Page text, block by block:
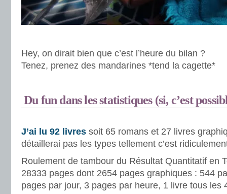
Hey, on dirait bien que c’est l’heure du bilan ?
Tenez, prenez des mandarines *tend la cagette*
Du fun dans les statistiques (si, c’est
J’ai lu 92 livres soit 65 romans et 27 livres
détaillerai pas les types tellement c’est
Roulement de tambour du Résultat Quantitatif en
28333 pages dont 2654 pages graphiques : 544
pages par jour, 3 pages par heure, 1 livre tous les